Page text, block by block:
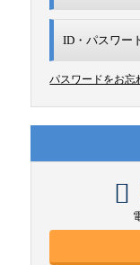
ID・パスワー
パスワードをお忘